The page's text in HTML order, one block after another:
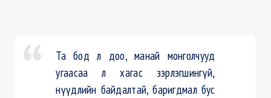
Та бод л доо, манай монголчууд
угаасаа л хагас зэрлэгшингүй,
нүүдлийн байдалтай, баригдмал бус